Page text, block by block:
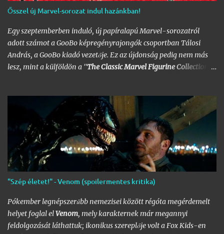
Ősszel új Marvel-sorozat indul hazánkban!
Egy szeptemberben induló, új papíralapú Marvel-sorozatról
adott számot a GooBo képregényrajongók csoportban Tálosi
András, a GooBo kiadó vezetője. Ez az újdonság pedig nem más
lesz, mint a külföldön a "The Classic Marvel Figurine Collection
"
életpályájáról, egy róla mintázott ólomfigurával együtt.
Hazánkban már volt hasonló kaliberű próbálkozás a DC
figurákkal, de az a kísérlet hamar kudarcba fulladt, és kaszálták
a sorozatot. A kiadó ezúttal is az Eaglemoss lesz, a megjelenésre
pedig már nem is kell olyan sokat várnunk, alig néhány hét
múlva már a polcunkon tudhatjuk az első darabot. Az eredeti
sorozat 200 számot élt meg, ami azért nem kevés figurát jelent;
lehet készíteni hozzá az üres polcokat, melyek átrendezése már
így is folyamatosan borsot tör a képregényrajongók orra alá,
hála a Nagy DC- ésMarvel-Képregénygyűjteményegyre
nagyobb helyet igénylő …
"Szép életet!" - Venom (spoilermentes kritika)
Pókember legnépszerűbb nemezisei között régóta megérdemelt
helyet foglal elVenom, mely karakternek már megannyi
feldolgozását láthattuk; ikonikus szereplője volt a Fox Kids-en